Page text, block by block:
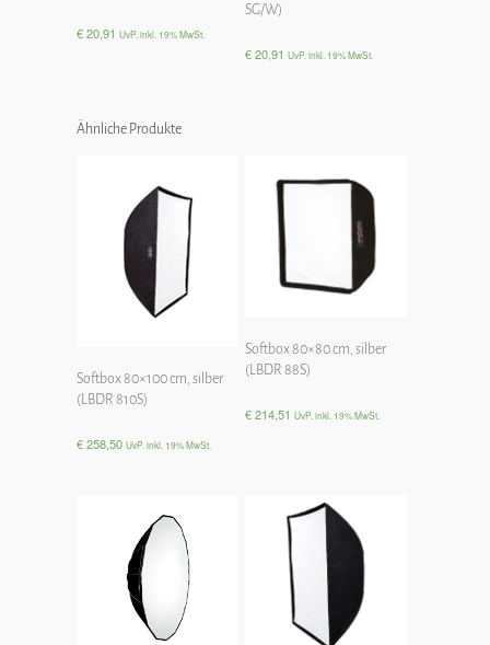
€20,91 UvP. inkl. 19% MwSt.
SG/W)
€20,91 UvP. inkl. 19% MwSt.
Ähnliche Produkte
Softbox 80×100 cm, silber
(LBDR 810S)
€258,50 UvP. inkl. 19% MwSt.
Softbox 80×80 cm, silber
(LBDR 88S)
€214,51 UvP. inkl. 19% MwSt.